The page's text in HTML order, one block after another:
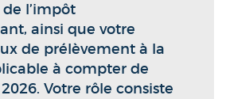
l’impôt
ainsi que votre
de prélèvement à la
à compter de
Votre rôle consiste